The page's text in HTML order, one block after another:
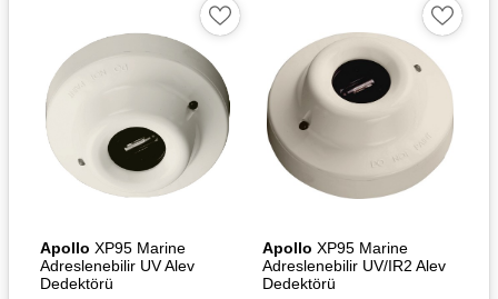
Apollo XP95 Marine
Adreslenebilir UV Alev
Dedektörü
Apollo XP95 Marine
Adreslenebilir UV/IR2 Alev
Dedektörü